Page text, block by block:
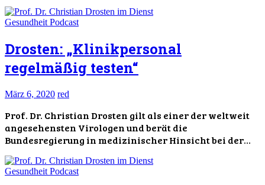
Gesundheit Podcast
Drosten: „Klinikpersonal
regelmäßig testen“
März 6, 2020 red
Prof. Dr. Christian Drosten gilt als einer der weltweit
angesehensten Virologen und berät die
Bundesregierung in medizinischer Hinsicht bei der…
Gesundheit Podcast